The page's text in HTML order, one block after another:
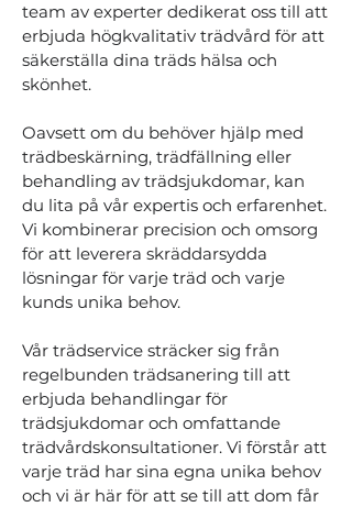
team av experter dedikerat oss till att
erbjuda högkvalitativ trädvård för att
säkerställa dina träds hälsa och
skönhet.
Oavsett om du behöver hjälp med
trädbeskärning, trädfällning eller
behandling av trädsjukdomar, kan
du lita på vår expertis och erfarenhet.
Vi kombinerar precision och omsorg
för att leverera skräddarsydda
lösningar för varje träd och varje
kunds unika behov.
Vår trädservice sträcker sig från
regelbunden trädsanering till att
erbjuda behandlingar för
trädsjukdomar och omfattande
trädvårdskonsultationer. Vi förstår att
varje träd har sina egna unika behov
och vi är här för att se till att dom får